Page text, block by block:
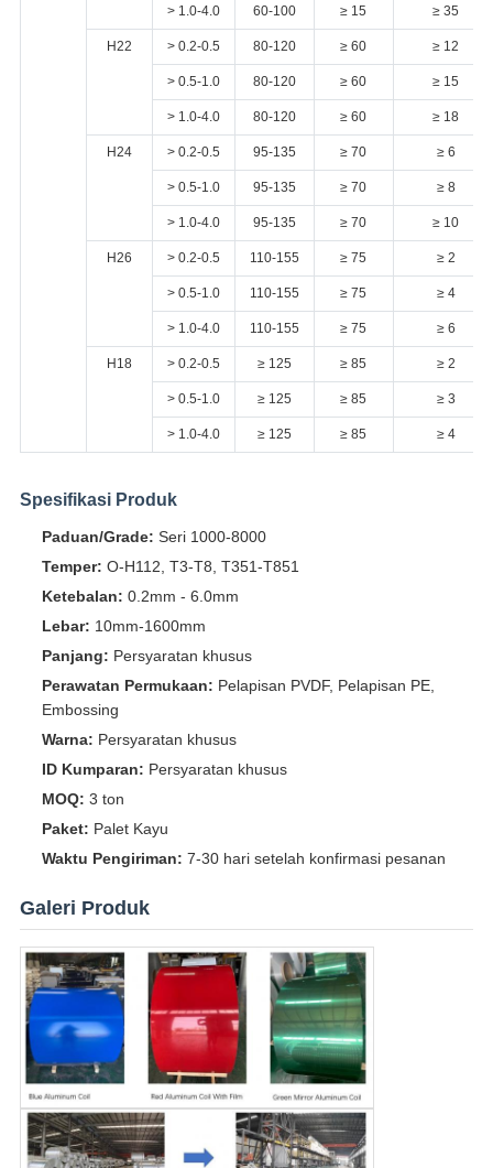
> 1.0-4.0 60-100 ≥ 15 ≥ 35
H22 > 0.2-0.5 80-120 ≥ 60 ≥ 12
> 0.5-1.0 80-120 ≥ 60 ≥ 15
> 1.0-4.0 80-120 ≥ 60 ≥ 18
H24 > 0.2-0.5 95-135 ≥ 70 ≥ 6
> 0.5-1.0 95-135 ≥ 70 ≥ 8
> 1.0-4.0 95-135 ≥ 70 ≥ 10
H26 > 0.2-0.5 110-155 ≥ 75 ≥ 2
> 0.5-1.0 110-155 ≥ 75 ≥ 4
> 1.0-4.0 110-155 ≥ 75 ≥ 6
H18 > 0.2-0.5 ≥ 125 ≥ 85 ≥ 2
> 0.5-1.0 ≥ 125 ≥ 85 ≥ 3
> 1.0-4.0 ≥ 125 ≥ 85 ≥ 4
Spesifikasi Produk
Paduan/Grade: Seri 1000-8000
Temper: O-H112, T3-T8, T351-T851
Ketebalan: 0.2mm - 6.0mm
Lebar: 10mm-1600mm
Panjang: Persyaratan khusus
Perawatan Permukaan: Pelapisan PVDF, Pelapisan PE,
Embossing
Warna: Persyaratan khusus
ID Kumparan: Persyaratan khusus
MOQ: 3 ton
Paket: Palet Kayu
Waktu Pengiriman: 7-30 hari setelah konfirmasi pesanan
Galeri Produk